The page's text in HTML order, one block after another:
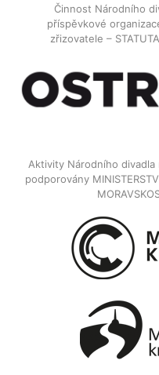
Činnost Národního
příspěvkové
zřizovatele –
Aktivity Národního
podporovány